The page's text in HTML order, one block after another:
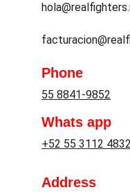
Phone
55 8841-9852
Whats app
+52 55 3112 4832
Address